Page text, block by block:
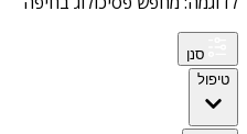
סנן
טיפול